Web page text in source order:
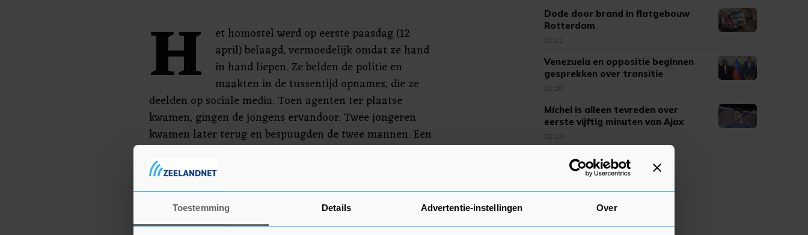
Toestemming Details Advertentie-instellingen Over
H
et homostel werd op eerste paasdag (12
april) belaagd, vermoedelijk omdat ze hand
in hand liepen. Ze belden de politie en
maakten in de tussentijd opnames, die ze
deelden op sociale media. Toen agenten ter plaatse
kwamen, gingen de jongens ervandoor. Twee jongeren
kwamen later terug en bespuugden de twee mannen. Een
15-jarige verdachte meldde zich later op het
politiebureau.
Twee weken later werd een man van 20 opgepakt. Hij
werd op Koningsdag herkend door politieagenten in
Dode door brand in flatgebouw
Rotterdam
02:21
Venezuela en oppositie beginnen
gesprekken over transitie
02:20
Míchel is alleen tevreden over
eerste vijftig minuten van Ajax
02:19